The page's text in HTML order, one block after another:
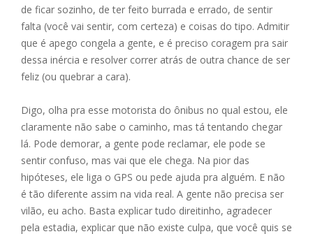
de ficar sozinho, de ter feito burrada e errado, de sentir
falta (você vai sentir, com certeza) e coisas do tipo. Admitir
que é apego congela a gente, e é preciso coragem pra sair
dessa inércia e resolver correr atrás de outra chance de ser
feliz (ou quebrar a cara).
Digo, olha pra esse motorista do ônibus no qual estou, ele
claramente não sabe o caminho, mas tá tentando chegar
lá. Pode demorar, a gente pode reclamar, ele pode se
sentir confuso, mas vai que ele chega. Na pior das
hipóteses, ele liga o GPS ou pede ajuda pra alguém. E não
é tão diferente assim na vida real. A gente não precisa ser
vilão, eu acho. Basta explicar tudo direitinho, agradecer
pela estadia, explicar que não existe culpa, que você quis se